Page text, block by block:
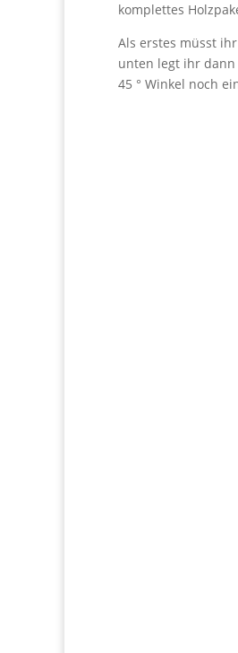
komplettes
Als erstes müsst
unten legt ihr
45 ° Winkel noch